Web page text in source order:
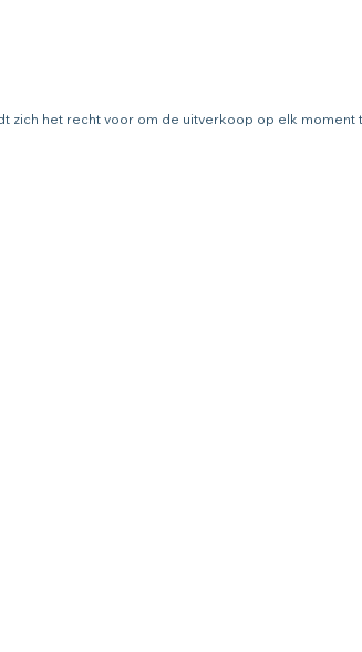
zich het recht voor om de uitverkoop op elk moment